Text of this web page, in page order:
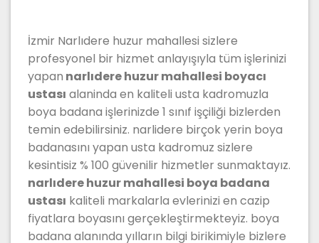
İzmir Narlıdere huzur mahallesi sizlere
profesyonel bir hizmet anlayışıyla tüm işlerinizi
yapan narlıdere huzur mahallesi boyacı
ustası alaninda en kaliteli usta kadromuzla
boya badana işlerinizde 1 sınıf işçiliği bizlerden
temin edebilirsiniz. narlidere birçok yerin boya
badanasını yapan usta kadromuz sizlere
kesintisiz % 100 güvenilir hizmetler sunmaktayız.
narlıdere huzur mahallesi boya badana
ustası kaliteli markalarla evlerinizi en cazip
fiyatlara boyasını gerçekleştirmekteyiz. boya
badana alanında yılların bilgi birikimiyle bizlere